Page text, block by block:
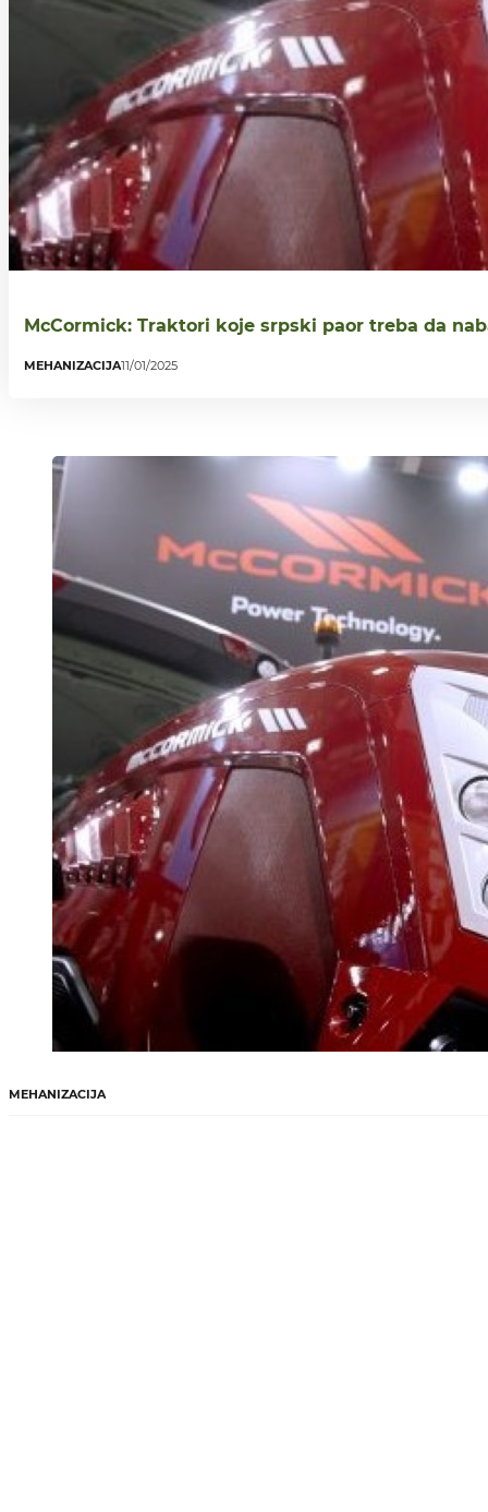
McCormick: Traktori koje srpski paor treba da
MEHANIZACIJA11/01/2025
MEHANIZACIJA